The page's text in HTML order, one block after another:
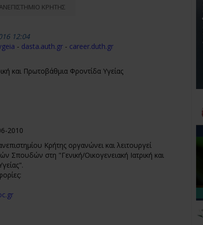
ΚΡΗΤΗΣ
12:04
- dasta.auth.gr - career.duth.gr
και Πρωτοβάθμια Φροντίδα Υγείας
2010
Κρήτης οργανώνει και λειτουργεί
Σπουδών στη "Γενική/Οικογενειακή Ιατρική και